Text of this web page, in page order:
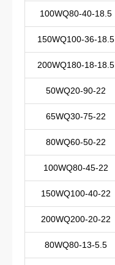
100WQ80-40-18.5
150WQ100-36-18.5
200WQ180-18-18.5
50WQ20-90-22
65WQ30-75-22
80WQ60-50-22
100WQ80-45-22
150WQ100-40-22
200WQ200-20-22
80WQ80-13-5.5